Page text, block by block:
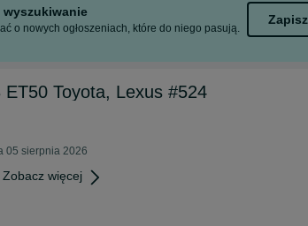
wyszukiwanie
o nowych ogłoszeniach, które do niego pasują.
Zapisz
Toyota, Lexus #524
05 sierpnia 2026
Zobacz więcej